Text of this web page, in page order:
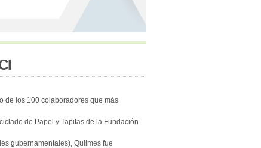
de los 100 colaboradores que más
de Papel y Tapitas de la Fundación
gubernamentales), Quilmes fue